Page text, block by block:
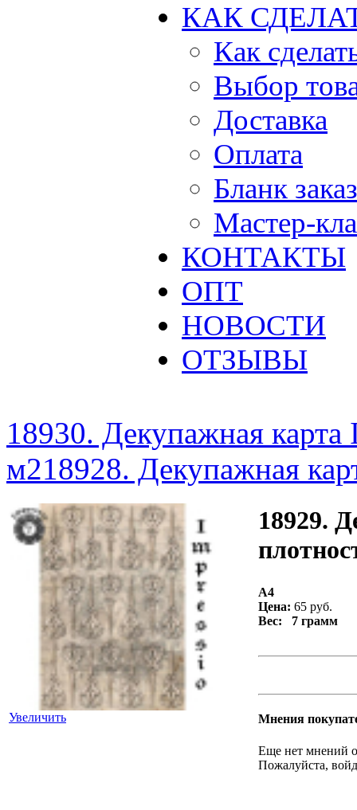
КАК
Как
Выбор
Доставка
Оплата
Бланк
Мастер-
КОНТАКТЫ
ОПТ
НОВОСТИ
ОТЗЫВЫ
18930. Декупажная карта
м218928. Декупажная
Увеличить
18929.
A4
Цена: 65 руб.
Вес: 7 грамм
Мнения
Еще нет мнений
Пожалуйста,